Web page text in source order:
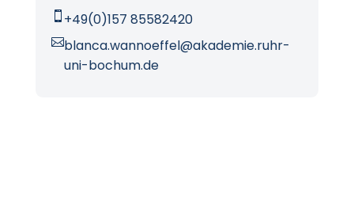
 +49(0)157 85582420
blanca.wannoeffel@akademie.ruhr-
uni-bochum.de